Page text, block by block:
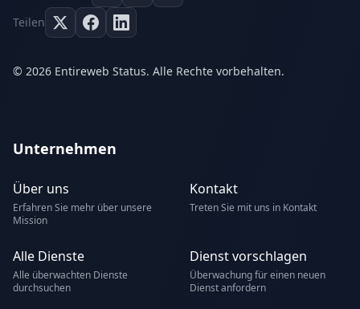
Teilen
© 2026 Entireweb Status. Alle Rechte vorbehalten.
Unternehmen
Über uns
Erfahren Sie mehr über unsere
Mission
Kontakt
Treten Sie mit uns in Kontakt
Alle Dienste
Alle überwachten Dienste
durchsuchen
Dienst vorschlagen
Überwachung für einen neuen
Dienst anfordern